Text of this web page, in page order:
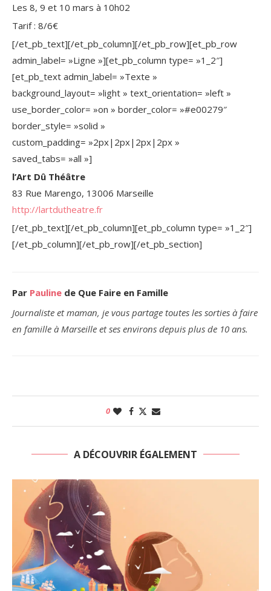
Les 8, 9 et 10 mars à 10h02
Tarif : 8/6€
[/et_pb_text][/et_pb_column][/et_pb_row][et_pb_row
admin_label= »Ligne »][et_pb_column type= »1_2″]
[et_pb_text admin_label= »Texte »
background_layout= »light » text_orientation= »left »
use_border_color= »on » border_color= »#e00279″
border_style= »solid »
custom_padding= »2px|2px|2px|2px »
saved_tabs= »all »]
l’Art Dû Théâtre
83 Rue Marengo, 13006 Marseille
http://lartdutheatre.fr
[/et_pb_text][/et_pb_column][et_pb_column type= »1_2″]
[/et_pb_column][/et_pb_row][/et_pb_section]
Par Pauline de Que Faire en Famille
Journaliste et maman, je vous partage toutes les sorties à faire
en famille à Marseille et ses environs depuis plus de 10 ans.
0
A DÉCOUVRIR ÉGALEMENT